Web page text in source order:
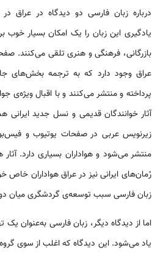
درباره زبان فارسی دو دیدگاه در عراق
یادگیری این زبان را یک امکان بسیار خوب
بازرگانی، فرهنگی و هنری تلقی می‌کنند.
عراق وجود دارد که به ترجمه بخش‌های
پرداخته و منتشر می‌کنند و با اقبال ویژه‌ی
آثار خوانندگان قدیمی و نسل جدید ایرانی
زیرنویس عربی در صفحات یوتیوب و
منتشر می‌شود و هواداران بسیاری دارد.
رُمان‌های ایرانی نیز در عراق هواداران خاص
زبان فارسی سبب توسعه‌ی گردشگری میان
اما از دیدگاه دیگر، زبان فارسی به‌عنوان
یاد می‌شود. این دیدگاه که اغلب از سوی